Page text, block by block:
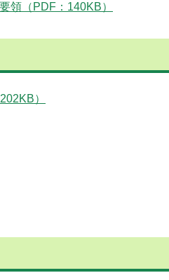
領（PDF：140KB）
）